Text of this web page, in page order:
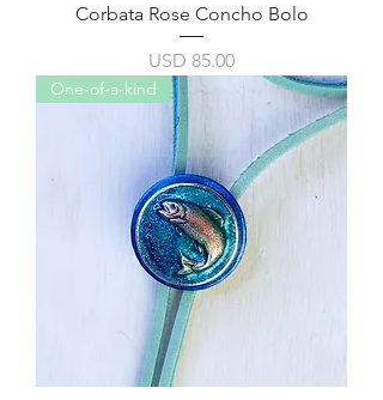
Corbata Rose Concho Bolo
Precio
USD 85.00
One-of-a-kind